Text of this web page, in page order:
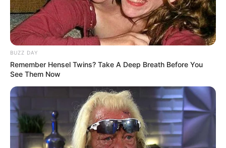
Versi Warga Thailand
Langka Banget! 10 Pose Lucu
Katak yang Bikin Ketawa
Gemes
BUZZ DAY
Remember Hensel Twins? Take A Deep Breath Before You
See Them Now